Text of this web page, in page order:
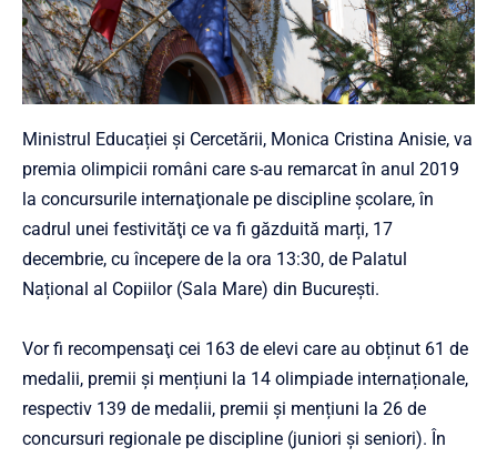
Ministrul Educației și Cercetării, Monica Cristina Anisie, va
premia olimpicii români care s-au remarcat în anul 2019
la concursurile internaţionale pe discipline școlare, în
cadrul unei festivităţi ce va fi găzduită marți, 17
decembrie, cu începere de la ora 13:30, de Palatul
Național al Copiilor (Sala Mare) din București.
Vor fi recompensaţi cei 163 de elevi care au obținut 61 de
medalii, premii și mențiuni la 14 olimpiade internaționale,
respectiv 139 de medalii, premii și mențiuni la 26 de
concursuri regionale pe discipline (juniori și seniori). În